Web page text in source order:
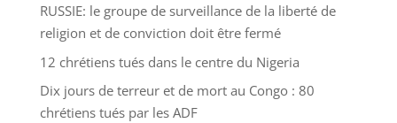
RUSSIE: le groupe de surveillance de la liberté de
religion et de conviction doit être fermé
12 chrétiens tués dans le centre du Nigeria
Dix jours de terreur et de mort au Congo : 80
chrétiens tués par les ADF